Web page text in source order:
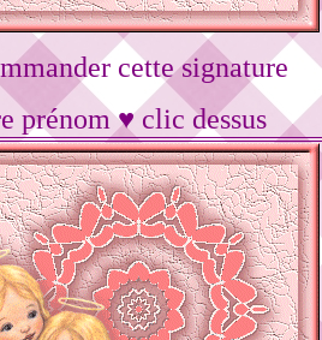
cette signature
prénom ♥ clic dessus